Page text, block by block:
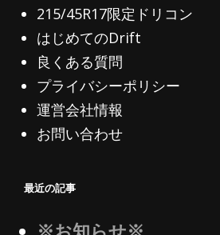
215/45R17限定ドリコン
はじめてのDrift
良くある質問
プライバシーポリシー
運営会社情報
お問い合わせ
最近の記事
※お知らせ※